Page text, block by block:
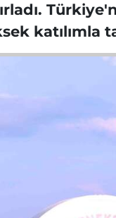
katılımla